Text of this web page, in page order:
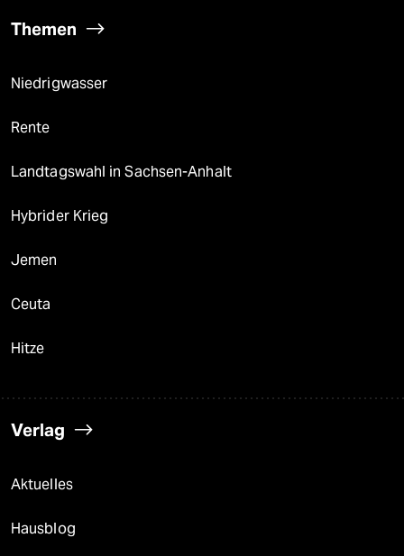
Themen
Niedrigwasser
Rente
Landtagswahl in Sachsen-Anhalt
Hybrider Krieg
Jemen
Ceuta
Hitze
Verlag
Aktuelles
Hausblog